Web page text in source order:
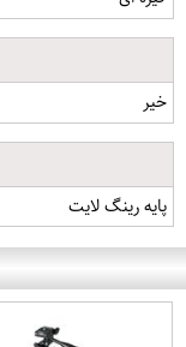
خیر
پایه رینگ لایت